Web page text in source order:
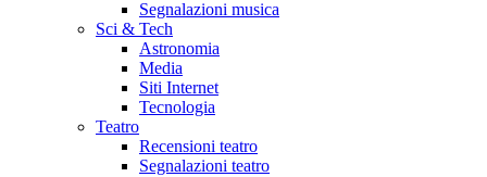
Segnalazioni musica
Sci & Tech
Astronomia
Media
Siti Internet
Tecnologia
Teatro
Recensioni teatro
Segnalazioni teatro